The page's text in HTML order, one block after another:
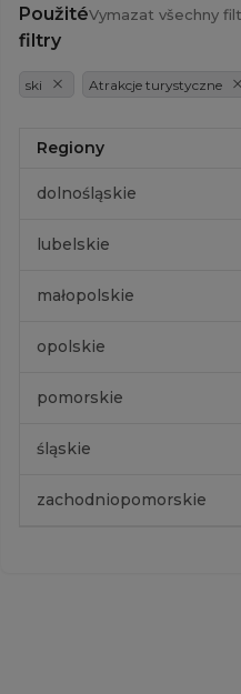
Použité
filtry
Vymazat všechny
ski Atrakcje turystyczne
Regiony
dolnośląskie
lubelskie
małopolskie
opolskie
pomorskie
śląskie
zachodniopomorskie